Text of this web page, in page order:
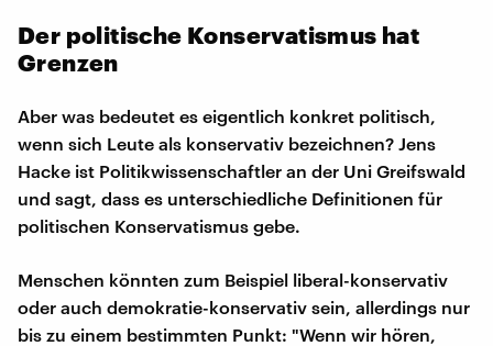
Der politische Konservatismus hat
Grenzen
Aber was bedeutet es eigentlich konkret politisch,
wenn sich Leute als konservativ bezeichnen? Jens
Hacke ist Politikwissenschaftler an der Uni Greifswald
und sagt, dass es unterschiedliche Definitionen für
politischen Konservatismus gebe.
Menschen könnten zum Beispiel liberal-konservativ
oder auch demokratie-konservativ sein, allerdings nur
bis zu einem bestimmten Punkt: "Wenn wir hören,